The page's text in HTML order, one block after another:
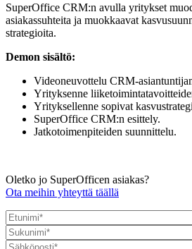
SuperOffice CRM:n avulla yritykset
asiakassuhteita ja muokkaavat
strategioita.
Demon sisältö:
Videoneuvottelu CRM-
Yrityksenne
Yrityksellenne sopivat
SuperOffice CRM:n esittely.
Jatkotoimenpiteiden suunnittelu.
Oletko jo SuperOfficen asiakas?
Ota meihin yhteyttä täällä